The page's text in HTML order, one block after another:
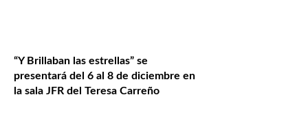
“Y Brillaban las estrellas” se
presentará del 6 al 8 de diciembre en
la sala JFR del Teresa Carreño